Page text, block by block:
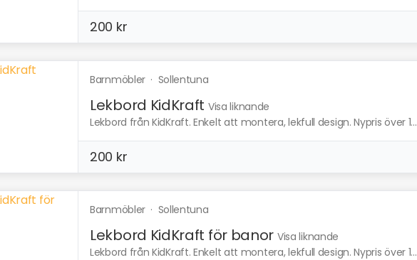
200 kr
Barnmöbler · Sollentuna
Lekbord KidKraft Visa liknande
Lekbord från KidKraft. Enkelt att montera, lekfull design. Nypris över 1...
200 kr
Barnmöbler · Sollentuna
Lekbord KidKraft för banor Visa liknande
Lekbord från KidKraft. Enkelt att montera, lekfull design. Nypris över 1...